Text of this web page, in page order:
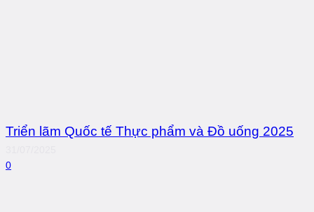
Triển lãm Quốc tế Thực phẩm và Đồ uống 2025
0